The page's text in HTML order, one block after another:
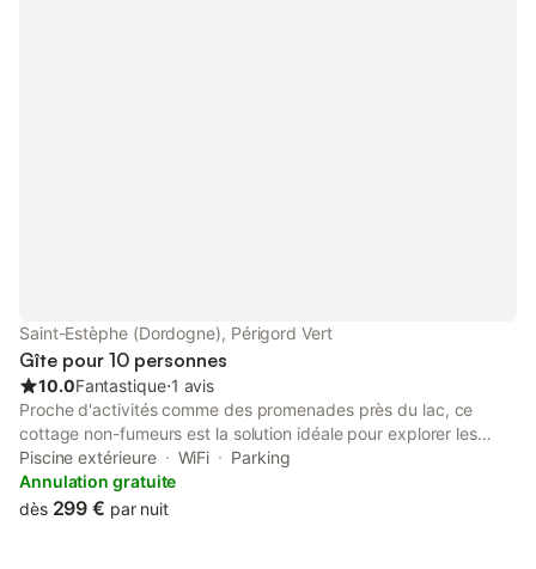
Saint-Estèphe (Dordogne), Périgord Vert
Gîte pour 10 personnes
10.0Fantastique⋅1 avis
Proche d'activités comme des promenades près du lac, ce
cottage non-fumeurs est la solution idéale pour explorer les
environs en toute simplicité. Parc naturel régional du Périgord-
Limousin n'est qu'à quelques minutes à pied, vous pourrez donc
laisser votre voiture au parking dont dispose l'hébergement ou
Piscine extérieure WiFi
Parking
Annulation gratuite
dès 299 € par nuit